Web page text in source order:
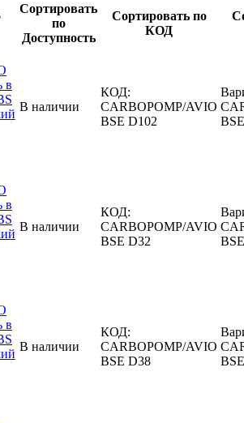
Сортировать
по
Доступность
Сортировать по
КОД
В наличии
КОД:
CARBOPOMP/AVIO
BSE D102
В наличии
КОД:
CARBOPOMP/AVIO
BSE D32
В наличии
КОД:
CARBOPOMP/AVIO
BSE D38